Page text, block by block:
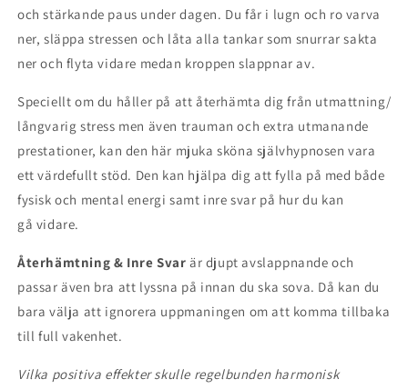
och stärkande paus under dagen. Du får i lugn och ro varva
ner, släppa stressen och låta alla tankar som snurrar sakta
ner och flyta vidare medan kroppen slappnar av.
Speciellt om du håller på att återhämta dig från utmattning/
långvarig stress men även trauman och extra utmanande
prestationer, kan den här mjuka sköna självhypnosen vara
ett värdefullt stöd. Den kan hjälpa dig att fylla på med både
fysisk och mental energi samt inre svar på hur du kan
gå vidare.
Återhämtning & Inre Svar är djupt avslappnande och
passar även bra att lyssna på innan du ska sova. Då kan du
bara välja att ignorera uppmaningen om att komma tillbaka
till full vakenhet.
Vilka positiva effekter skulle regelbunden harmonisk